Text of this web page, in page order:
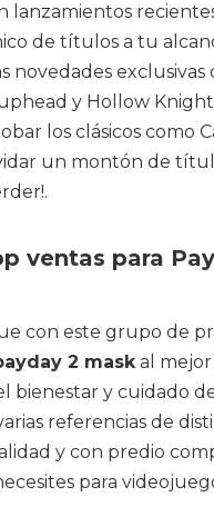
lanzamientos
de títulos a tu
novedades exclusivas
y Hollow
los clásicos como
un montón de
ventas para
con este grupo de
2 maskal mejor
bienestar y cuidado
referencias de
y con predio
para